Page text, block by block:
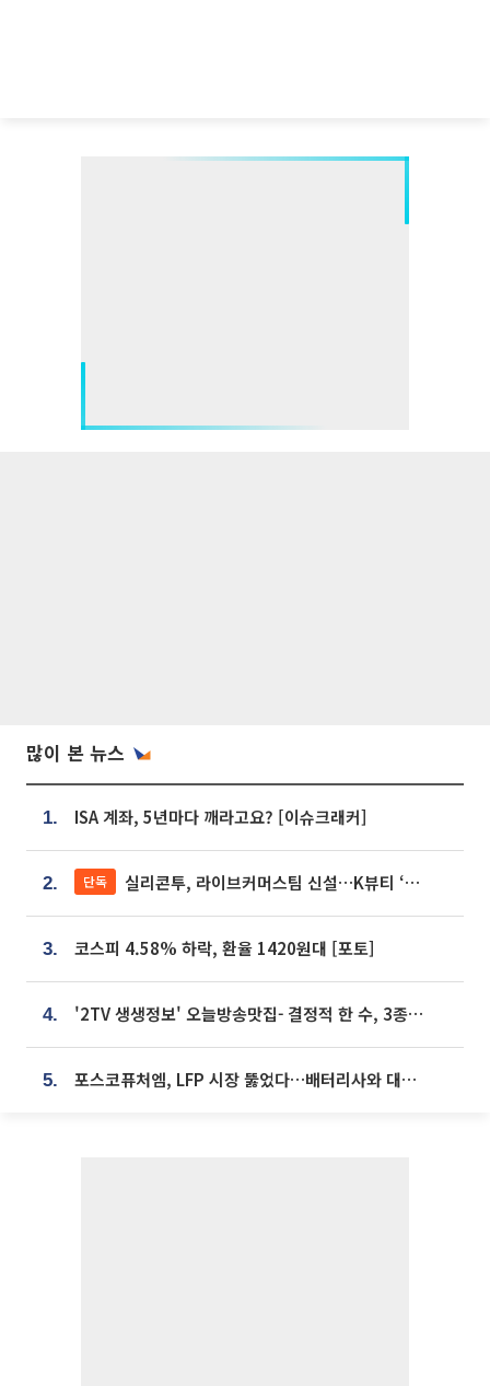
많이 본 뉴스
1. ISA 계좌, 5년마다 깨라고요? [이슈크래커]
2. 단독 실리콘투, 라이브커머스팀 신설…K뷰티 ‘글로벌 판매망’ 확대[K뷰티 라방戰]
3. 코스피 4.58% 하락, 환율 1420원대 [포토]
4. '2TV 생생정보' 오늘방송맛집- 결정적 한 수, 3종 메밀면! 메밀 소바 맛집 '의○○○○'
5. 포스코퓨처엠, LFP 시장 뚫었다…배터리사와 대규모 장기 공급 합의